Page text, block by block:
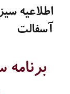
اطلاعیه
آسفالت
برنامه